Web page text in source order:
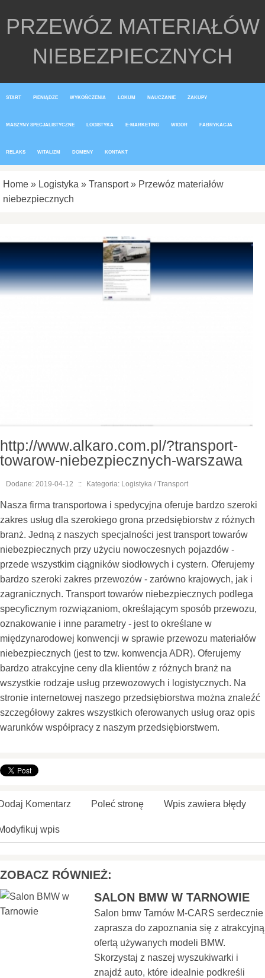
PRZEWÓZ MATERIAŁÓW
NIEBEZPIECZNYCH
START PIENIĄDZE WYKOŃCZENIA LOKUM NAUCZANIE ZAKUPY
MASZYNY SPECJALISTYCZNE LOGISTYKA E-MARKETING WIGOR FABRYKACJA
RELAKS WITALIZM DOMENY KONTAKT
Home » Logistyka » Transport» Przewóz materiałów
niebezpiecznych
http://www.alkaro.com.pl/?transport-
towarow-niebezpiecznych-warszawa
Dodane: 2019-04-12 :: Kategoria: Logistyka / Transport
Nasza firma transportowa i spedycyjna oferuje bardzo szeroki
zakres usług dla szerokiego grona przedsiębiorstw z różnych
branż. Jedną z naszych specjalności jest transport towarów
niebezpiecznych przy użyciu nowoczesnych pojazdów -
przede wszystkim ciągników siodłowych i cystern. Oferujemy
bardzo szeroki zakres przewozów - zarówno krajowych, jak i
zagranicznych. Transport towarów niebezpiecznych podlega
specyficznym rozwiązaniom, określającym sposób przewozu,
oznakowanie i inne parametry - jest to określane w
międzynarodowej konwencji w sprawie przewozu materiałów
niebezpiecznych (jest to tzw. konwencja ADR). Oferujemy
bardzo atrakcyjne ceny dla klientów z różnych branż na
wszystkie rodzaje usług przewozowych i logistycznych. Na
stronie internetowej naszego przedsiębiorstwa można znaleźć
szczegółowy zakres wszystkich oferowanych usług oraz opis
warunków współpracy z naszym przedsiębiorstwem.
Komentarz Poleć stronę Wpis zawiera błędy
wpis
ZOBACZ RÓWNIEŻ:
SALON BMW W TARNOWIE
Salon bmw Tarnów M-CARS serdecznie
zaprasza do zapoznania się z atrakcyjną
ofertą używanych modeli BMW.
Skorzystaj z naszej wyszukiwarki i
znajdź auto, które idealnie podkreśli